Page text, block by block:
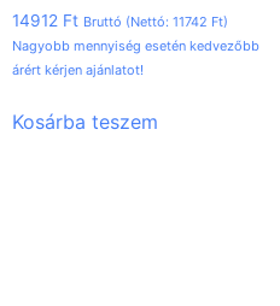
14912 Ft Bruttó (Nettó: 11742 Ft)
Nagyobb mennyiség esetén kedvezőbb
árért kérjen ajánlatot!
Kosárba teszem